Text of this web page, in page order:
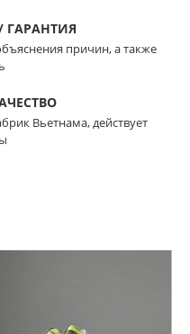
ГАРАНТИЯ
причин, а также
Вьетнама, действует